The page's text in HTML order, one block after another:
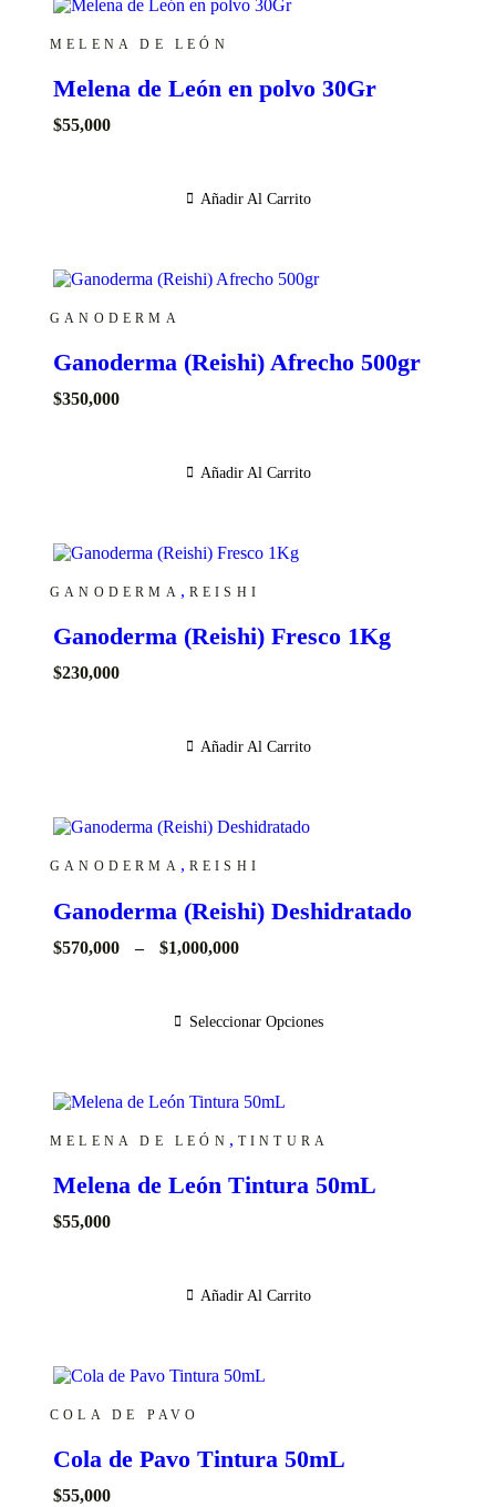
MELENA DE LEÓN
Melena de León en polvo 30Gr
$55,000
Añadir Al Carrito
GANODERMA
Ganoderma (Reishi) Afrecho 500gr
$350,000
Añadir Al Carrito
GANODERMA , REISHI
Ganoderma (Reishi) Fresco 1Kg
$230,000
Añadir Al Carrito
GANODERMA , REISHI
Ganoderma (Reishi) Deshidratado
$570,000 – $1,000,000Price
through
$1,000,000
Seleccionar Opciones
MELENA DE LEÓN , TINTURA
Melena de León Tintura 50mL
$55,000
Añadir Al Carrito
COLA DE PAVO
Cola de Pavo Tintura 50mL
$55,000